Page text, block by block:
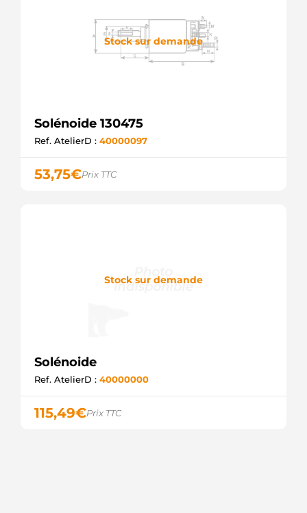
Stock sur demande
Solénoide 130475
Ref. AtelierD : 40000097
53,75€Prix TTC
Stock sur demande
Solénoide
Ref. AtelierD : 40000000
115,49€Prix TTC